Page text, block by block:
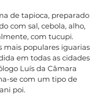
de tapioca, preparado
com sal, cebola, alho,
com tucupi.
mais populares iguarias
em todas as cidades
Luís da Câmara
se com um tipo de
poi.